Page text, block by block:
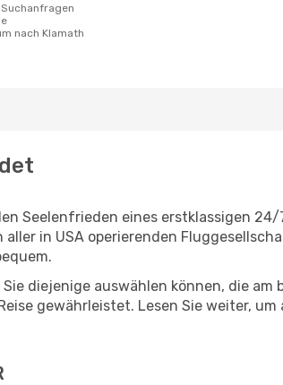
nach Klamath
Seelenfrieden eines erstklassigen
in USA operierenden
diejenige auswählen können, die am
gewährleistet. Lesen Sie weiter,